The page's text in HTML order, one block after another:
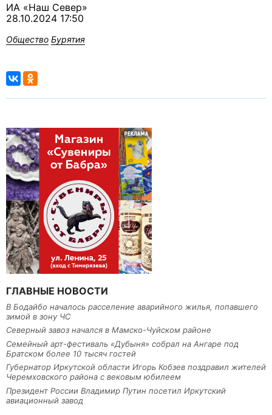
ИА «Наш Север»
28.10.2024 17:50
Общество Бурятия
ГЛАВНЫЕ НОВОСТИ
В Бодайбо началось расселение аварийного жилья, попавшего
зимой в зону ЧС
Северный завоз начался в Мамско-Чуйском районе
Семейный арт-фестиваль «Дубыня» собрал на Ангаре под
Братском более 10 тысяч гостей
Губернатор Иркутской области Игорь Кобзев поздравил жителей
Черемховского района с вековым юбилеем
Президент России Владимир Путин посетил Иркутский
авиационный завод